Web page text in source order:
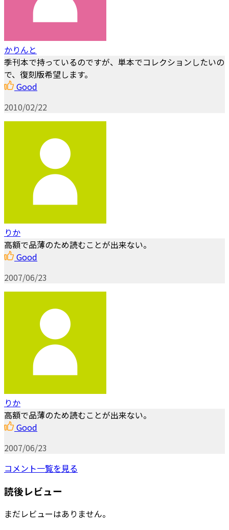
かりんと
季刊本で持っているのですが、単本でコレクションしたいの
で、復刻版希望します。
Good
2010/02/22
りか
高額で品薄のため読むことが出来ない。
Good
2007/06/23
りか
高額で品薄のため読むことが出来ない。
Good
2007/06/23
コメント一覧を見る
読後レビュー
まだレビューはありません。